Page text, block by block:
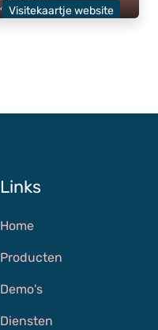
Visitekaartje website
Links
Home
Producten
Demo's
Diensten